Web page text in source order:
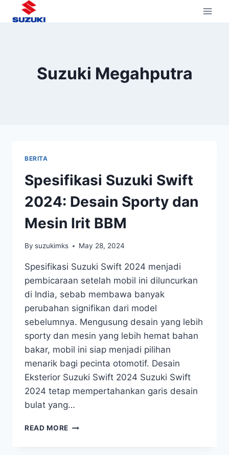
Suzuki Megahputra
BERITA
Spesifikasi Suzuki Swift
2024: Desain Sporty dan
Mesin Irit BBM
By suzukimks May 28, 2024
Spesifikasi Suzuki Swift 2024 menjadi
pembicaraan setelah mobil ini diluncurkan
di India, sebab membawa banyak
perubahan signifikan dari model
sebelumnya. Mengusung desain yang lebih
sporty dan mesin yang lebih hemat bahan
bakar, mobil ini siap menjadi pilihan
menarik bagi pecinta otomotif. Desain
Eksterior Suzuki Swift 2024 Suzuki Swift
2024 tetap mempertahankan garis desain
bulat yang…
READ MORE